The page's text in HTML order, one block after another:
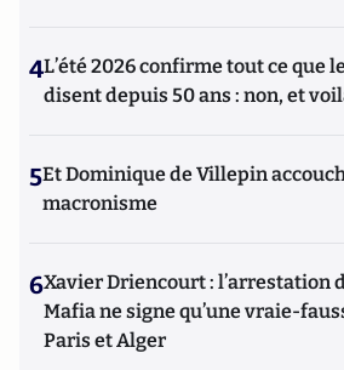
4L’été 2026 confirme tout ce que
disent depuis 50 ans : non, et
5Et Dominique de Villepin
macronisme
6Xavier Driencourt : l’arrestation
Mafia ne signe qu’une vraie-
Paris et Alger